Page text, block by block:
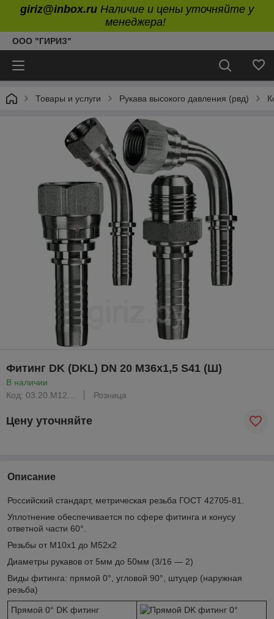
giriz@inbox.ru Наличие и цены уточняйте у
менеджера!
ООО "ГИРИЗ"
Товары и услуги Рукава высокого давления (рвд)
Фитинг DK (DKL) DN 20 M36x1,5 S41 (Ш)
В наличии
Код: 03.20.М12...
Розница
Цену уточняйте
Описание
Российский стандарт, метрическая резьба ГОСТ 42705-81.
Уплотнение обеспечивается по сфере фитинга и конусу
ответной части 60°.
Резьбы от М10х1 до М52х2
Диаметры рукавов от 5мм до 50мм (3/16 — 2)
Виды фитинга: прямой 0°, угловой 90°, штуцер (наружная
резьба)
Прямой 0° DK фитинг